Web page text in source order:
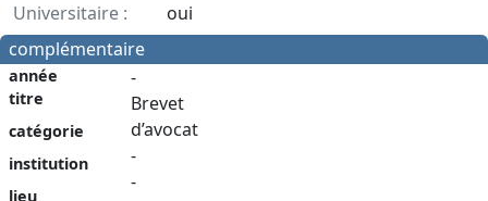
Universitaire :
oui
complémentaire
année
titre
catégorie
institution
lieu
-
Brevet
d’avocat
-
-